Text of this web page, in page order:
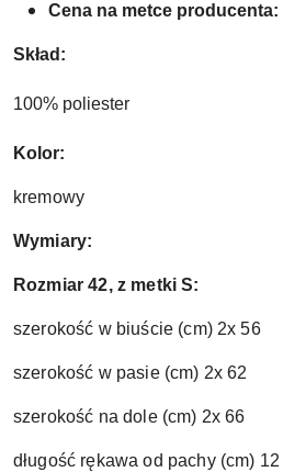
Cena na metce producenta:
Skład:
100% poliester
Kolor:
kremowy
Wymiary:
Rozmiar 42, z metki S:
szerokość w biuście (cm) 2x 56
szerokość w pasie (cm) 2x 62
szerokość na dole (cm) 2x 66
długość rękawa od pachy (cm) 12